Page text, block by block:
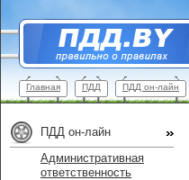
Главная ПДД ПДД он-лайн
ПДД он-лайн
Административная
ответственность